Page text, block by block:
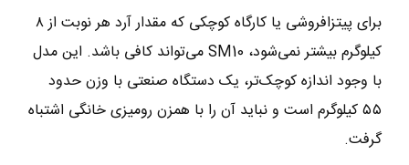
برای پیتزافروشی یا کارگاه کوچکی که مقدار آرد هر نوبت از ۸
کیلوگرم بیشتر نمی‌شود، SM10 می‌تواند کافی باشد. این مدل
با وجود اندازه کوچک‌تر، یک دستگاه صنعتی با وزن حدود
۵۵ کیلوگرم است و نباید آن را با همزن رومیزی خانگی اشتباه
گرفت.